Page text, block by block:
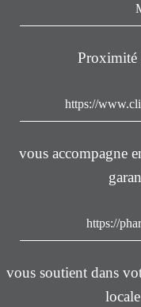
Proximité
https://
vous accompagne
https://
vous soutient dans